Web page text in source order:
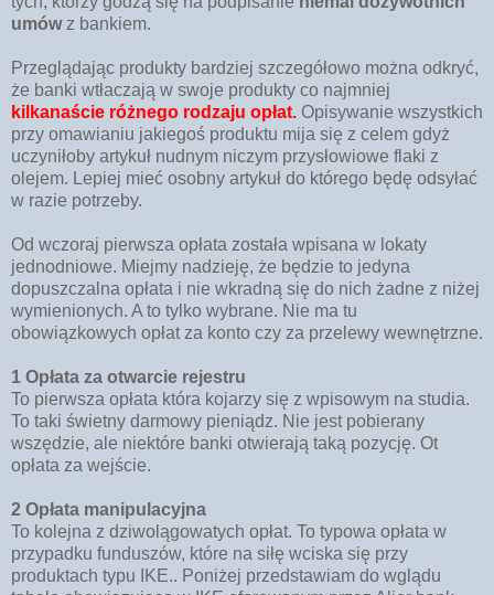
umówz bankiem.
Przeglądając produkty bardziej szczegółowo można odkryć,
że banki wtłaczają w swoje produkty co najmniej
kilkanaście różnego rodzaju opłat. Opisywanie wszystkich
przy omawianiu jakiegoś produktu mija się z celem gdyż
uczyniłoby artykuł nudnym niczym przysłowiowe flaki z
olejem. Lepiej mieć osobny artykuł do którego będę odsyłać
w razie potrzeby.
Od wczoraj pierwsza opłata została wpisana w lokaty
jednodniowe. Miejmy nadzieję, że będzie to jedyna
dopuszczalna opłata i nie wkradną się do nich żadne z niżej
wymienionych. A to tylko wybrane. Nie ma tu
obowiązkowych opłat za konto czy za przelewy wewnętrzne.
1 Opłata za otwarcie rejestru
To pierwsza opłata która kojarzy się z wpisowym na studia.
To taki świetny darmowy pieniądz. Nie jest pobierany
wszędzie, ale niektóre banki otwierają taką pozycję. Ot
opłata za wejście.
2 Opłata manipulacyjna
To kolejna z dziwolągowatych opłat. To typowa opłata w
przypadku funduszów, które na siłę wciska się przy
produktach typu IKE.. Poniżej przedstawiam do wglądu